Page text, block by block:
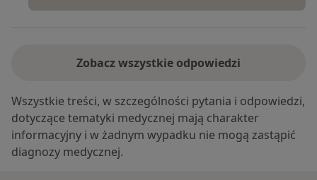
Zobacz wszystkie odpowiedzi
Wszystkie treści, w szczególności pytania i odpowiedzi,
dotyczące tematyki medycznej mają charakter
informacyjny i w żadnym wypadku nie mogą zastąpić
diagnozy medycznej.